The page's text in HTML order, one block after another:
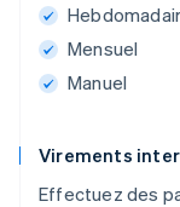
Mensuel
Manuel
Virements
Effectuez des